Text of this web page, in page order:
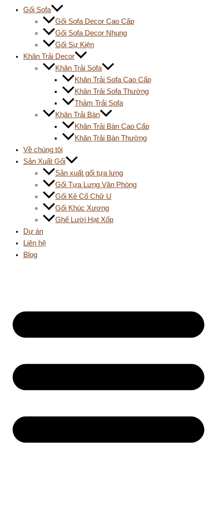
Gối Sofa
Gối Sofa Decor Cao Cấp
Gối Sofa Decor Nhung
Gối Sự Kiện
Khăn Trải Decor
Khăn Trải Sofa
Khăn Trải Sofa Cao Cấp
Khăn Trải Sofa Thường
Thảm Trải Sofa
Khăn Trải Bàn
Khăn Trải Bàn Cao Cấp
Khăn Trải Bàn Thường
Về chúng tôi
Sản Xuất Gối
Sản xuất gối tựa lưng
Gối Tựa Lưng Văn Phòng
Gối Kê Cổ Chữ U
Gối Khúc Xương
Ghế Lười Hạt Xốp
Dự án
Liên hệ
Blog